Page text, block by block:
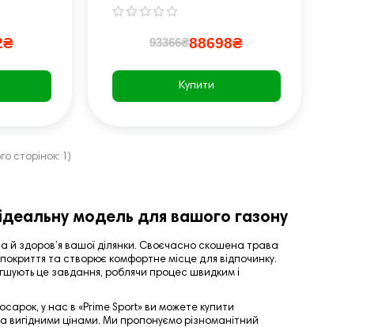
93366₴88698₴
Купити
сторінок: 1)
модель для вашого газону
здоров’я вашої ділянки. Своєчасно скошена трава
покриття та створює комфортне місце для відпочинку.
це завдання, роблячи процес швидким і
у нас в «Prime Sport» ви можете купити
вигідними цінами. Ми пропонуємо різноманітний